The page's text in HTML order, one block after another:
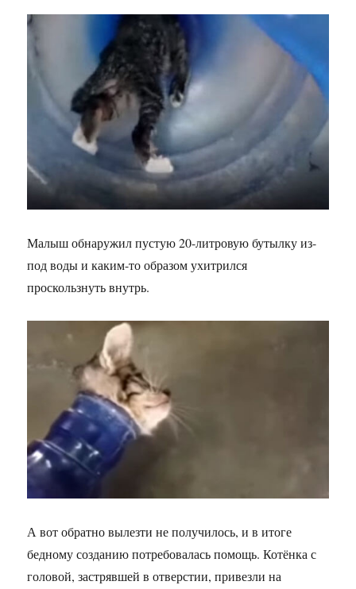
Малыш обнаружил пустую 20-литровую бутылку из-
под воды и каким-то образом ухитрился
проскользнуть внутрь.
А вот обратно вылезти не получилось, и в итоге
бедному созданию потребовалась помощь. Котёнка с
головой, застрявшей в отверстии, привезли на